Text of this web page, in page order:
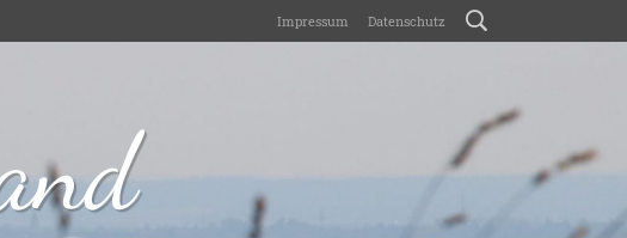
Impressum Datenschutz